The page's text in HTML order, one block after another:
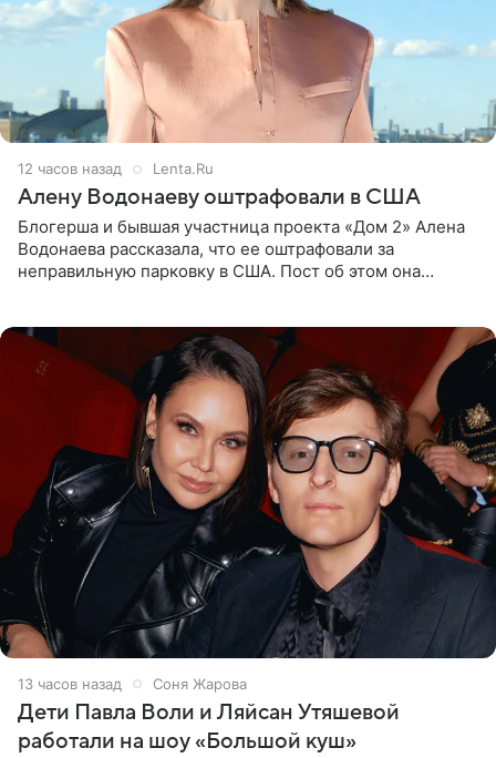
12 часов назад Lenta.Ru
Алену Водонаеву оштрафовали в США
Блогерша и бывшая участница проекта «Дом 2» Алена
Водонаева рассказала, что ее оштрафовали за
неправильную парковку в США. Пост об этом она
13 часов назад Соня Жарова
Дети Павла Воли и Ляйсан Утяшевой
работали на шоу «Большой куш»